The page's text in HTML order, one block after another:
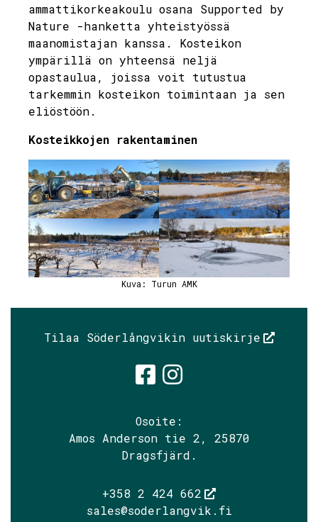
ammattikorkeakoulu osana Supported by
Nature -hanketta yhteistyössä
maanomistajan kanssa. Kosteikon
ympärillä on yhteensä neljä
opastaulua, joissa voit tutustua
tarkemmin kosteikon toimintaan ja sen
eliöstöön.
Kosteikkojen rakentaminen
Kuva: Turun AMK
Tilaa Söderlångvikin uutiskirje
Osoite:
Amos Anderson tie 2, 25870
Dragsfjärd.
+358 2 424 662
sales@soderlangvik.fi